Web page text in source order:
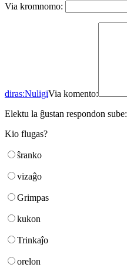
Via kromnomo:
diras:NuligiVia komento:
Elektu la ĝustan respondon sube:
Kio flugas?
ŝranko
vizaĝo
Grimpas
kukon
Trinkaĵo
orelon